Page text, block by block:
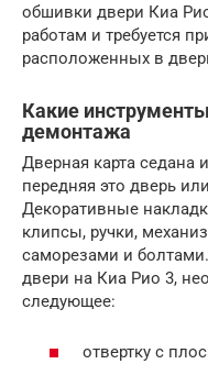
обшивки двери Киа
работам и требуется
расположенных в
Какие
демонтажа
Дверная карта седана
передняя это дверь
Декоративные
клипсы, ручки,
саморезами и
двери на Киа Рио 3,
следующее:
отвертку с